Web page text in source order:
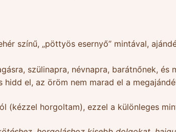
színű, „pöttyös esernyő” mintával,
szülinapra, névnapra, barátnőnek, és
el, az öröm nem marad el a
(kézzel horgoltam), ezzel a különleges